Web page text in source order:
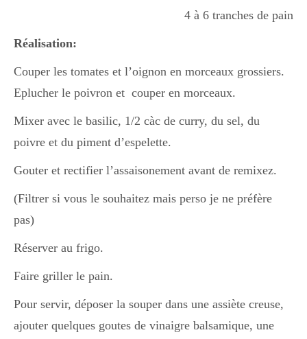
Semaines Spéciales
cupcake
apéro
Japon
4 à 6 tranches de pain
Réalisation:
Couper les tomates et l’oignon en morceaux grossiers.
Eplucher le poivron et couper en morceaux.
Mixer avec le basilic, 1/2 càc de curry, du sel, du
poivre et du piment d’espelette.
Gouter et rectifier l’assaisonement avant de remixez.
(Filtrer si vous le souhaitez mais perso je ne préfère
pas)
Réserver au frigo.
Faire griller le pain.
Pour servir, déposer la souper dans une assiète creuse,
ajouter quelques goutes de vinaigre balsamique, une